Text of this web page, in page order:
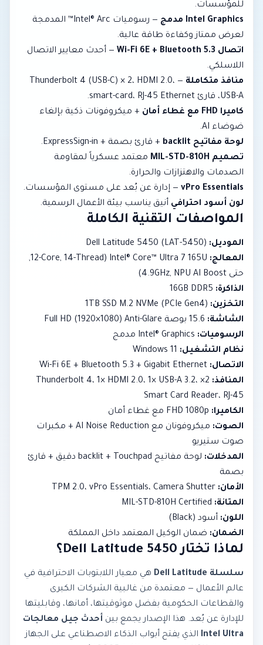
للمؤسسات.
Intel Graphics مدمج
— رسوميات Intel® Arc™ المدمجة
لعرض ممتاز وكفاءة طاقة عالية.
اتصال Wi-Fi 6E + Bluetooth 5.3
— أحدث معايير الاتصال
اللاسلكي.
منافذ متكاملة
— Thunderbolt 4 (USB-C) × 2، HDMI 2.0،
USB-A، قارئ smart-card، RJ-45 Ethernet.
كاميرا FHD مع غطاء أمان
+ ميكروفونات ذكية بإلغاء
ضوضاء AI.
لوحة مفاتيح backlit
+ قارئ بصمة + ExpressSign-in.
تصميم MIL-STD-810H
معتمد عسكرياً لمقاومة
الصدمات والاهتزازات والحرارة.
vPro Essentials — إدارة عن بُعد على مستوى المؤسسات.
لون أسود احترافي أنيق يناسب بيئة الأعمال الرسمية.
المواصفات التقنية الكاملة
الموديل:
المعالج:
Intel® Core™ Ultra 7 165U (12-Core, 14-Thread,
حتى 4.9GHz, NPU AI Boost)
الذاكرة:
التخزين:
الشاشة:
الرسوميات:
نظام التشغيل:
الاتصال:
المنافذ:
2× Thunderbolt 4، 1× HDMI 2.0، 1× USB-A 3.2،
Smart Card Reader، RJ-45
الكاميرا:
الصوت:
ميكروفونان مع AI Noise Reduction + مكبرات
صوت ستيريو
المدخلات:
لوحة مفاتيح backlit + Touchpad دقيق + قارئ
بصمة
الأمان:
المتانة:
اللون: أسود (Black)
الضمان: ضمان الوكيل المعتمد داخل المملكة
لماذا تختار Dell Latitude 5450؟
سلسلة Dell Latitude
هي معيار اللابتوبات الاحترافية في
عالم الأعمال — معتمدة من غالبية الشركات الكبرى
والقطاعات الحكومية بفضل موثوقيتها، أمانها، وقابليتها
للإدارة عن بُعد. هذا الإصدار يجمع بين أحدث جيل معالجات
Intel Ultra الذي يفتح أبواب الذكاء الاصطناعي على الجهاز